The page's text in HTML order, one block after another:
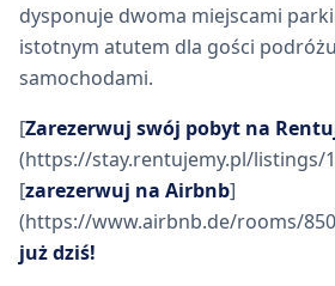
dysponuje dwoma miejscami
istotnym atutem dla gości
samochodami.
[Zarezerwuj swój pobyt na
(https://stay.rentujemy.pl/listings/
[zarezerwuj na Airbnb]
(https://www.airbnb.de/rooms/
już dziś!